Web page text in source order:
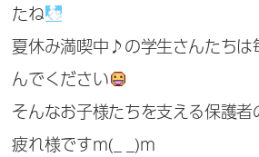
たね
夏休み満喫中♪の学生さんたちは
んでください
そんなお子様たちを支える保護
疲れ様ですm(_ _)m